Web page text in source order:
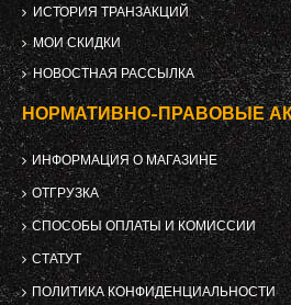
ИСТОРИЯ ТРАНЗАКЦИЙ
МОИ СКИДКИ
НОВОСТНАЯ РАССЫЛКА
НОРМАТИВНО-ПРАВОВЫЕ
ИНФОРМАЦИЯ О МАГАЗИНЕ
ОТГРУЗКА
СПОСОБЫ ОПЛАТЫ И КОМИССИИ
СТАТУТ
ПОЛИТИКА КОНФИДЕНЦИАЛЬНОСТИ